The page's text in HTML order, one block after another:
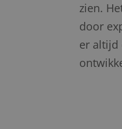
zien.
door
er altijd